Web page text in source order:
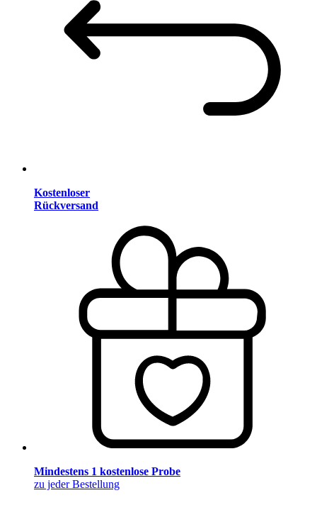
Kostenloser
Rückversand
Mindestens 1 kostenlose Probe
zu jeder Bestellung